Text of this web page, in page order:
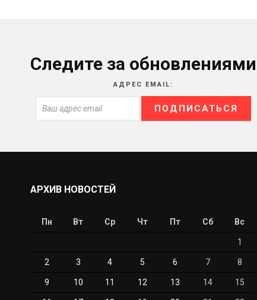
Следите за обновлениями
АДРЕС EMAIL:
АРХИВ НОВОСТЕЙ
Пн Вт Ср Чт Пт Сб Вс
1
2 3 4 5 6 7 8
9 10 11 12 13 14 15